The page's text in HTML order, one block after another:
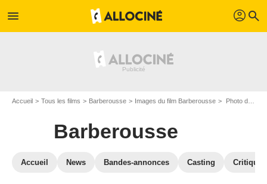
menu profil search
Accueil Tous les films Barberousse Images du film Barberousse Photo du film Barberousse - Photo 1
Barberousse
Accueil News Bandes-annonces Casting